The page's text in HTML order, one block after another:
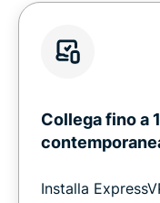
Collega fino a
Installa